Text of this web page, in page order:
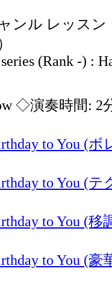
ル レッスン
(Rank -) :
◇演奏時間: 2
to You (ボ
to You (テ
to You (移
to You (豪